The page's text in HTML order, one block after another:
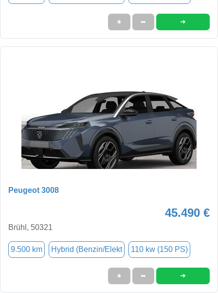
★ ➦ ➜
Peugeot 3008
45.490 €
Brühl, 50321
9.500 km Hybrid (Benzin/Elekt 110 kw (150 PS)
★ ➦ ➜